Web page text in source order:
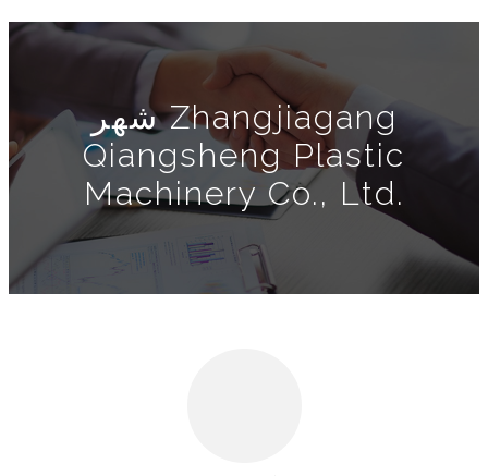
شهر Zhangjiagang
Qiangsheng Plastic
Machinery Co., Ltd.